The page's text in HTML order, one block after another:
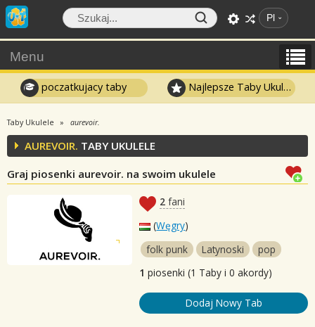
Pl
Menu
poczatkujacy taby Najlepsze Taby Ukulele
Taby Ukulele aurevoir.
AUREVOIR. TABY UKULELE
Graj piosenki aurevoir. na swoim ukulele
2 fani
(Węgry)
folk punk
Latynoski
pop
1 piosenki (1 Taby i 0 akordy)
Dodaj Nowy Tab